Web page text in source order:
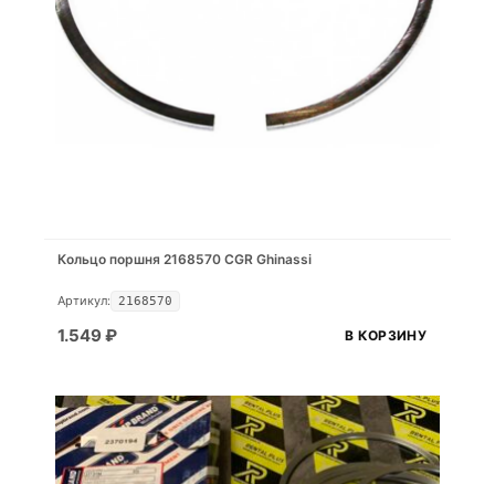
Кольцо поршня 2168570 CGR Ghinassi
Артикул: 2168570
1.549 ₽ В КОРЗИНУ